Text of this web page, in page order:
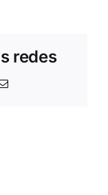
redes
Correo